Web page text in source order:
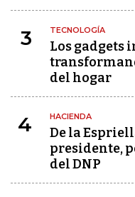
3 TECNOLOGÍA
Los gadgets
del hogar
4 HACIENDA
De la
presidente,
del DNP